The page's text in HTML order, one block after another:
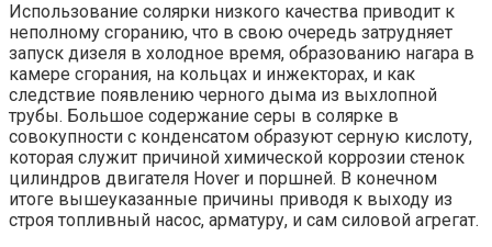
Использование солярки низкого качества приводит к
неполному сгоранию, что в свою очередь затрудняет
запуск дизеля в холодное время, образованию нагара в
камере сгорания, на кольцах и инжекторах, и как
следствие появлению черного дыма из выхлопной
трубы. Большое содержание серы в солярке в
совокупности с конденсатом образуют серную кислоту,
которая служит причиной химической коррозии стенок
цилиндров двигателя Hover и поршней. В конечном
итоге вышеуказанные причины приводя к выходу из
строя топливный насос, арматуру, и сам силовой агрегат.